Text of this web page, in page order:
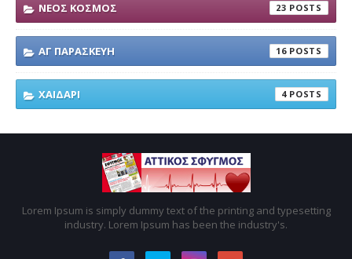
ΝΕΟΣ ΚΟΣΜΟΣ 23
ΑΓ ΠΑΡΑΣΚΕΥΗ 16
ΧΑΙΔΑΡΙ 4
Lorem Ipsum is simply dummy text of the printing and typesetting
industry. Lorem Ipsum has been the industry's.